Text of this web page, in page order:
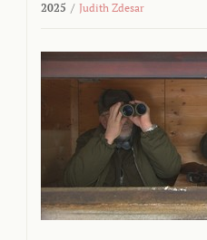
2025 / Judith Zdesar